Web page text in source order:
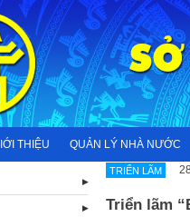
THIỆU QUẢN LÝ NHÀ NƯỚC
TRIỂN LÃM
Triển lãm